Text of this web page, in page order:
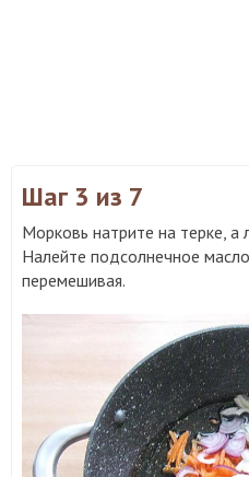
Шаг 3 из 7
Морковь натрите на терке, а
Налейте подсолнечное
перемешивая.